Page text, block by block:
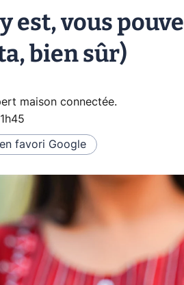
est, vous
bien sûr)
maison connectée.
favori Google